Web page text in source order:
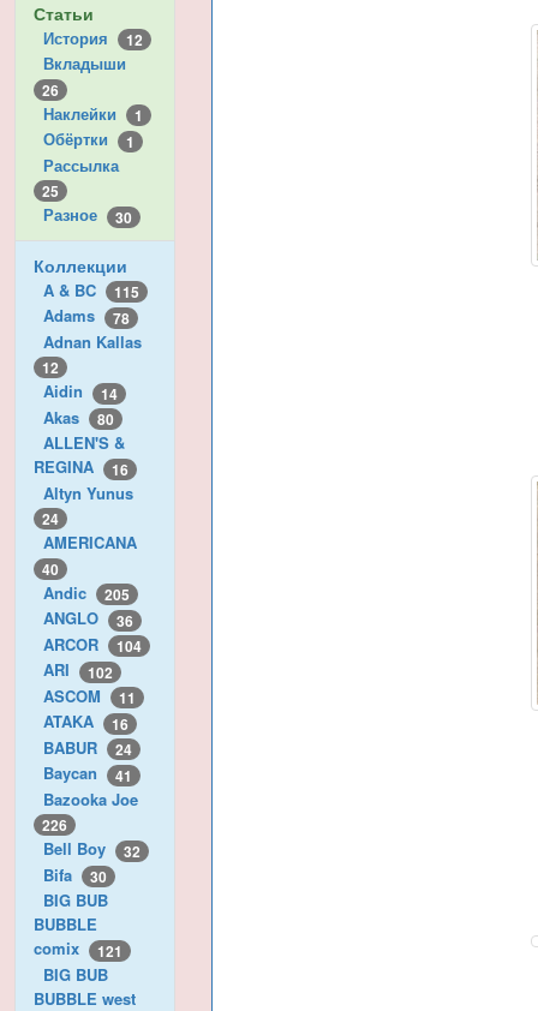
Статьи
История 12
Вкладыши
26
Наклейки 1
Обёртки 1
Рассылка
25
Разное 30
Коллекции
A & BC 115
Adams 78
Adnan Kallas
12
Aidin 14
Akas 80
ALLEN'S &
REGINA
16
Altyn Yunus
24
AMERICANA
40
Andic 205
ANGLO 36
ARCOR 104
ARI 102
ASCOM 11
ATAKA 16
BABUR 24
Baycan 41
Bazooka Joe
226
Bell Boy 32
Bifa 30
BIG BUB
BUBBLE
comix
121
BIG BUB
BUBBLE west